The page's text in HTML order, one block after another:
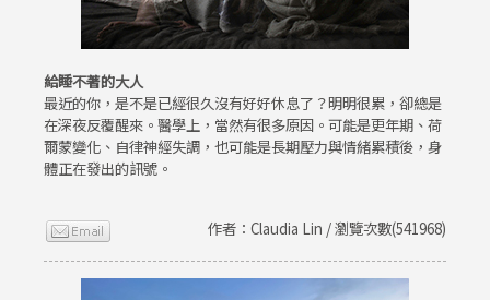
給睡不著的大人
最近的你，是不是已經很久沒有好好休息了？明明很累，卻總是
在深夜反覆醒來。醫學上，當然有很多原因。可能是更年期、荷
爾蒙變化、自律神經失調，也可能是長期壓力與情緒累積後，身
體正在發出的訊號。
作者：Claudia Lin / 瀏覽次數(541968)